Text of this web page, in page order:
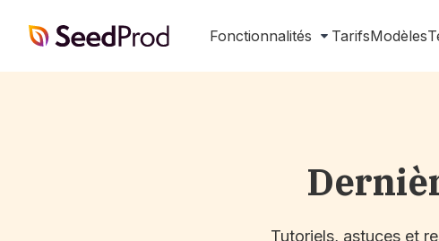
SeedProd Fonctionnalités TarifsModèles
Tutoriels, astuces et